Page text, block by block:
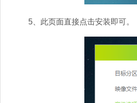
5、此页面直接点击安装即可。